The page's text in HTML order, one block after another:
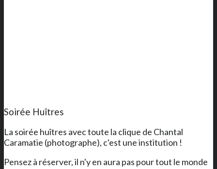
Soirée Huîtres
La soirée huîtres avec toute la clique de Chantal
Caramatie (photographe), c'est une institution !
Pensez à réserver, il n'y en aura pas pour tout le monde